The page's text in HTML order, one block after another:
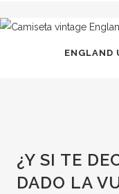
ENGLAND
¿Y SI TE
DADO LA